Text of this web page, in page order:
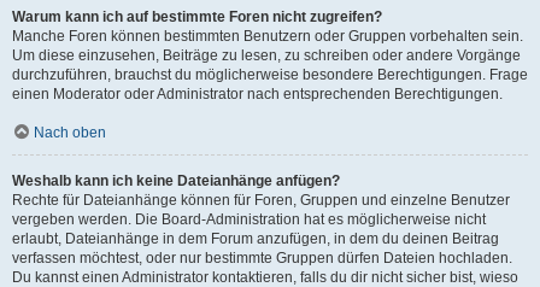
Warum kann ich auf bestimmte Foren nicht zugreifen?
Manche Foren können bestimmten Benutzern oder Gruppen vorbehalten sein.
Um diese einzusehen, Beiträge zu lesen, zu schreiben oder andere Vorgänge
durchzuführen, brauchst du möglicherweise besondere Berechtigungen. Frage
einen Moderator oder Administrator nach entsprechenden Berechtigungen.
Nach oben
Weshalb kann ich keine Dateianhänge anfügen?
Rechte für Dateianhänge können für Foren, Gruppen und einzelne Benutzer
vergeben werden. Die Board-Administration hat es möglicherweise nicht
erlaubt, Dateianhänge in dem Forum anzufügen, in dem du deinen Beitrag
verfassen möchtest, oder nur bestimmte Gruppen dürfen Dateien hochladen.
Du kannst einen Administrator kontaktieren, falls du dir nicht sicher bist, wieso